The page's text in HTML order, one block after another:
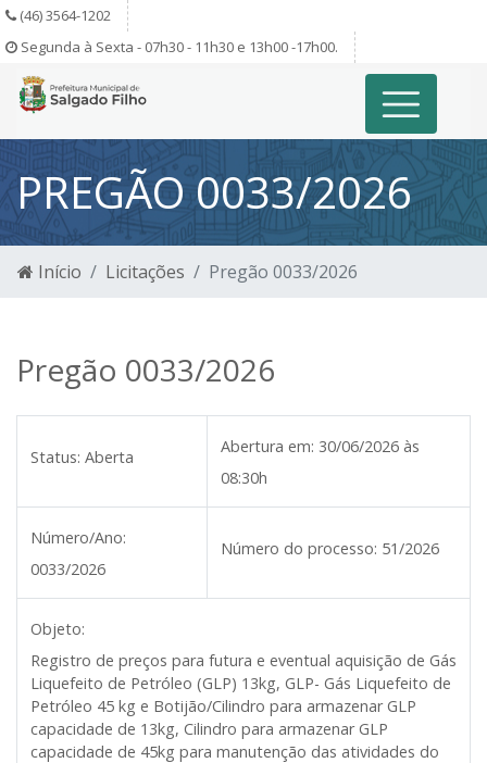
(46) 3564-1202
Segunda à Sexta - 07h30 - 11h30 e 13h00 -17h00.
PREGÃO 0033/2026
Início Licitações Pregão 0033/2026
Pregão 0033/2026
Status: Aberta
Abertura em: 30/06/2026 às
08:30h
Número/Ano:
0033/2026
Número do processo: 51/2026
Objeto:
Registro de preços para futura e eventual aquisição de Gás
Liquefeito de Petróleo (GLP) 13kg, GLP- Gás Liquefeito de
Petróleo 45 kg e Botijão/Cilindro para armazenar GLP
capacidade de 13kg, Cilindro para armazenar GLP
capacidade de 45kg para manutenção das atividades do